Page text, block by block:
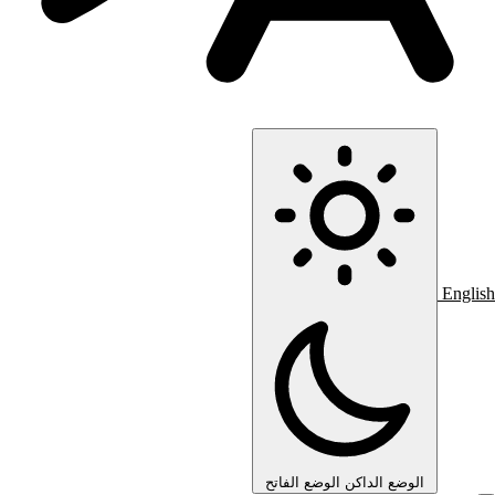
English
الوضع الداكن الوضع الفاتح